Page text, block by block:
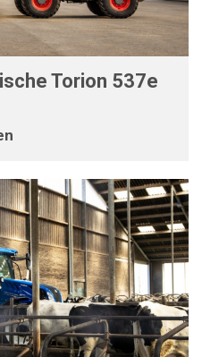
Torion 537e